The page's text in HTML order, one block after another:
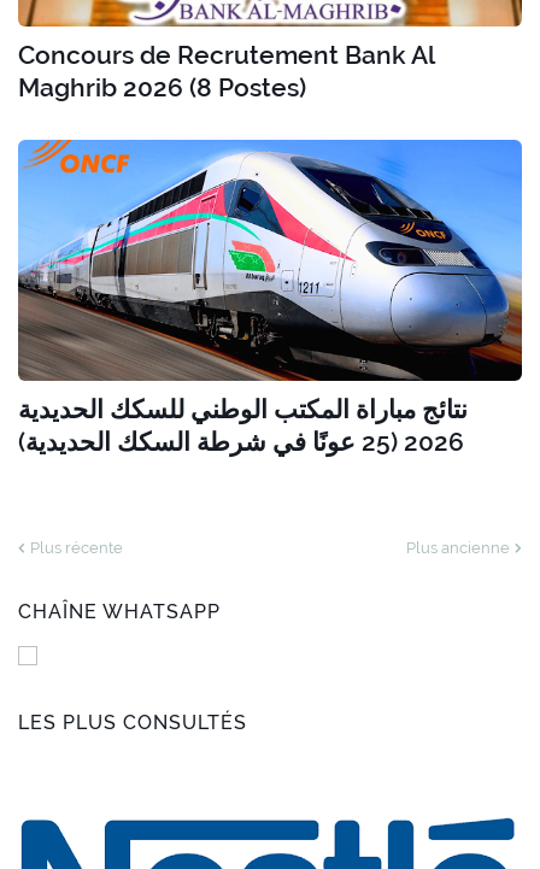
Concours de Recrutement Bank Al
Maghrib 2026 (8 Postes)
نتائج مباراة المكتب الوطني للسكك الحديدية
2026 (25 عونًا في شرطة السكك الحديدية)
Plus récente Plus ancienne
CHAÎNE WHATSAPP
LES PLUS CONSULTÉS